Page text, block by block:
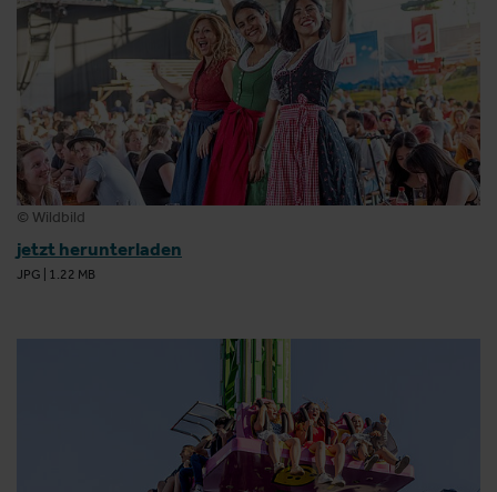
© Wildbild
jetzt herunterladen
JPG 1.22 MB